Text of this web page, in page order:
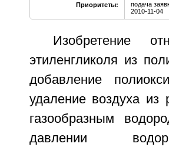
Приоритеты:
подача
2010-11-04
Изобретение
этиленгликоля из
добавление
удаление воздуха из
газообразным
давлении